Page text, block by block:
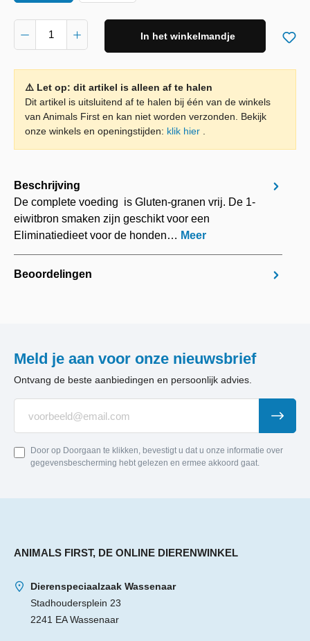
In het winkelmandje
⚠️ Let op: dit artikel is alleen af te halen
Dit artikel is uitsluitend af te halen bij één van de winkels
van Animals First en kan niet worden verzonden. Bekijk
onze winkels en openingstijden: klik hier
Beschrijving
De complete voeding is Gluten-granen vrij. De 1-
eiwitbron smaken zijn geschikt voor een
Eliminatiedieet voor de honden… Meer
Beoordelingen
Meld je aan voor onze nieuwsbrief
Ontvang de beste aanbiedingen en persoonlijk advies.
Door op Doorgaan te klikken, bevestigt u dat u onze informatie over
gegevensbescherming hebt gelezen en ermee akkoord gaat.
ANIMALS FIRST, DE ONLINE DIERENWINKEL
Dierenspeciaalzaak Wassenaar
Stadhoudersplein 23
2241 EA Wassenaar